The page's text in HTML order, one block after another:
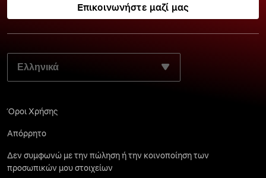
Επικοινωνήστε μαζί μας
ΕΠΙΛΈΞΤΕ ΤΗ ΓΛΏΣΣΑ ΤΗΣ ΠΡΟΤΊΜΗΣΉΣ ΣΑΣ:
Όροι Χρήσης
Απόρρητο
Δεν συμφωνώ με την πώληση ή την κοινοποίηση των
προσωπικών μου στοιχείων